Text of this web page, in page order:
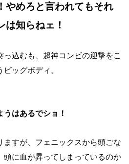
やめろと言われてもそれ
は知らねェ！
込むも、超神コンビの迎撃をこ
ッグボディ。
はあるでショ！
ますが、フェニックスから頭ごな
頭に血が昇ってしまっているのか